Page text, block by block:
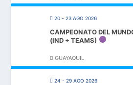
20 - 23 AGO 2026
CAMPEONATO DEL
(IND + TEAMS)
GUAYAQUIL
24 - 29 AGO 2026